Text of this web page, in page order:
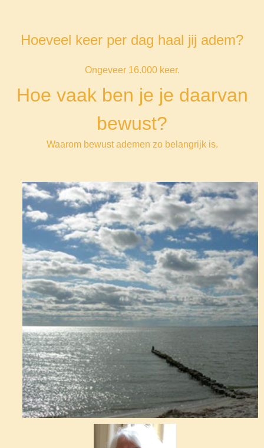
Hoeveel keer per dag haal jij adem?
Ongeveer 16.000 keer.
Hoe vaak ben je je daarvan
bewust?
Waarom bewust ademen zo belangrijk is.